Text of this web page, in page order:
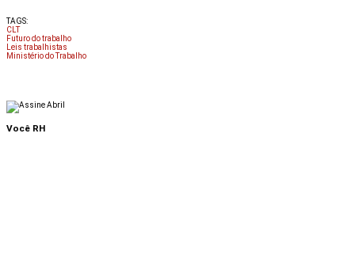
TAGS:
CLT
Futuro do trabalho
Leis trabalhistas
Ministério do Trabalho
Você RH